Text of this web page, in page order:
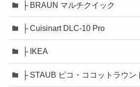
├ BRAUN マルチクイック
├ Cuisinart DLC-10 Pro
├ IKEA
├ STAUB ピコ・ココットラウン